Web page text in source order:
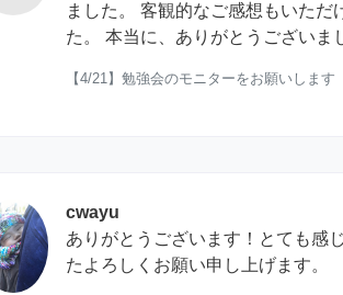
ました。 客観的なご感想もいただ
た。 本当に、ありがとうございま
【4/21】勉強会のモニターをお願いします
cwayu
ありがとうございます！とても感
たよろしくお願い申し上げます。